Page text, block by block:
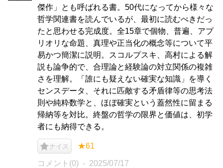
傑作」とも呼ばれる書。50代になってから様々な
哲学関連書を読んでいるが、最初に読むべきだっ
たと思わせる完成度。全15章で個物、普遍、アプ
リオリな命題、真理や正当化の概念等について平
易かつ簡潔に説明。スコルプスキ、高村による解
説も論争的で、合理論と経験論の対立関係の複雑
さを理解。「誰にも疑えない確実な知識」を導く
センスデータ、それに匹敵する矛盾律等の思考法
則や純粋数学と、ほぼ確実という蓋然性に留まる
帰納等を対比。終盤の哲学の限界と価値は、初学
者にも納得できる。
ナイス ★61
コメント(0) 2025/07/17